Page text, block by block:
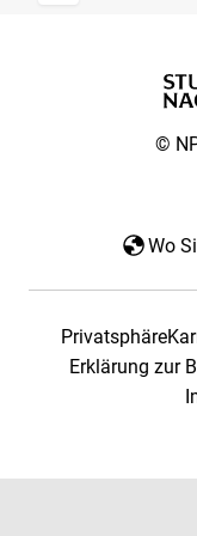
©
Wo
Privatsphäre
Erklärung zur